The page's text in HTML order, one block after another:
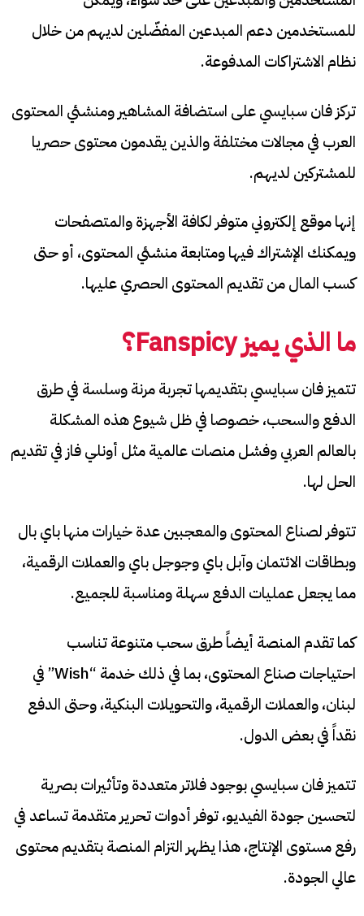
للمستخدمين دعم المبدعين المفضّلين لديهم من خلال
نظام الاشتراكات المدفوعة.
تركز فان سبايسي على استضافة المشاهير ومنشئي المحتوى
العرب في مجالات مختلفة والذين يقدمون محتوى حصريا
للمشتركين لديهم.
إنها موقع إلكتروني متوفر لكافة الأجهزة والمتصفحات
ويمكنك الإشتراك فيها ومتابعة منشئي المحتوى، أو حتى
كسب المال من تقديم المحتوى الحصري عليها.
ما الذي يميزFanspicy؟
تتميز فان سبايسي بتقديمها تجربة مرنة وسلسة في طرق
الدفع والسحب، خصوصا في ظل شيوع هذه المشكلة
بالعالم العربي وفشل منصات عالمية مثل أونلي فاز في تقديم
الحل لها.
تتوفر لصناع المحتوى والمعجبين عدة خيارات منها باي بال
وبطاقات الائتمان وآبل باي وجوجل باي والعملات الرقمية،
مما يجعل عمليات الدفع سهلة ومناسبة للجميع.
كما تقدم المنصة أيضاً طرق سحب متنوعة تناسب
احتياجات صناع المحتوى، بما في ذلك خدمة “Wish” في
لبنان، والعملات الرقمية، والتحويلات البنكية، وحتى الدفع
نقداً في بعض الدول.
تتميز فان سبايسي بوجود فلاتر متعددة وتأثيرات بصرية
لتحسين جودة الفيديو، توفر أدوات تحرير متقدمة تساعد في
رفع مستوى الإنتاج، هذا يظهر التزام المنصة بتقديم محتوى
عالي الجودة.